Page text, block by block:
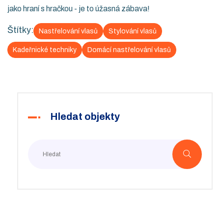
jako hraní s hračkou - je to úžasná zábava!
Štítky: Nastřelování vlasů Stylování vlasů
Kadeřnické techniky Domácí nastřelování vlasů
Hledat objekty